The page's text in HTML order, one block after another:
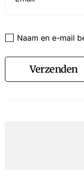
Naam en e-mail
Verzenden